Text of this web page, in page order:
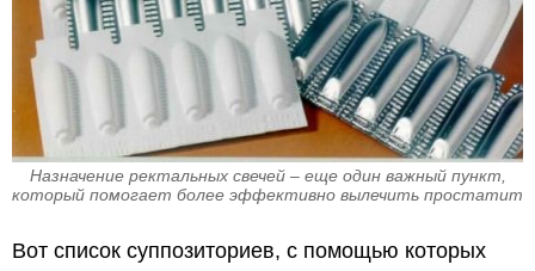
Назначение ректальных свечей – еще один важный пункт,
который помогает более эффективно вылечить простатит
Вот список суппозиториев, с помощью которых